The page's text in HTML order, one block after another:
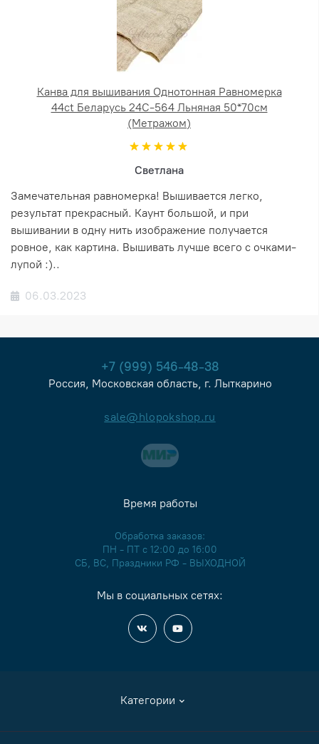
Канва для вышивания Однотонная Равномерка
44ct Беларусь 24С-564 Льняная 50*70см
(Метражом)
Светлана
Замечательная равномерка! Вышивается легко,
результат прекрасный. Каунт большой, и при
вышивании в одну нить изображение получается
ровное, как картина. Вышивать лучше всего с очками-
лупой :)..
06.03.2023
+7 (999) 546-48-38
Россия, Московская область, г. Лыткарино
sale@hlopokshop.ru
Категории
Время работы
Обработка заказов:
ПН - ПТ с 12:00 до 16:00
СБ, ВС, Праздники РФ - ВЫХОДНОЙ
Мы в социальных сетях: